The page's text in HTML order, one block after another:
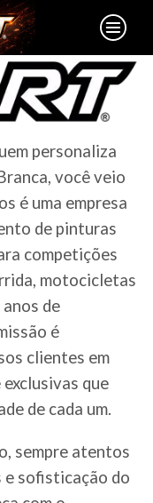
personaliza
você veio
é uma empresa
de pinturas
competições
motocicletas
de
é
clientes em
que
de cada um.
sempre atentos
e sofisticação do